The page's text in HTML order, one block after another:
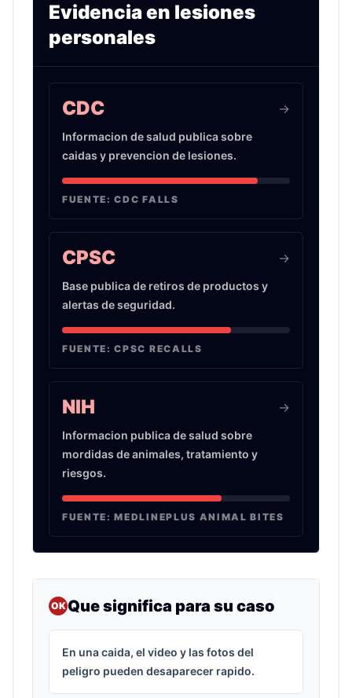
Evidencia en lesiones
personales
CDC
Informacion de salud publica sobre
caidas y prevencion de lesiones.
->
FUENTE:CDC FALLS
CPSC
Base publica de retiros de productos y
alertas de seguridad.
->
FUENTE:CPSC RECALLS
NIH
Informacion publica de salud sobre
mordidas de animales, tratamiento y
riesgos.
->
FUENTE:MEDLINEPLUS ANIMAL BITES
OKQue significa para su caso
En una caida, el video y las fotos del
peligro pueden desaparecer rapido.